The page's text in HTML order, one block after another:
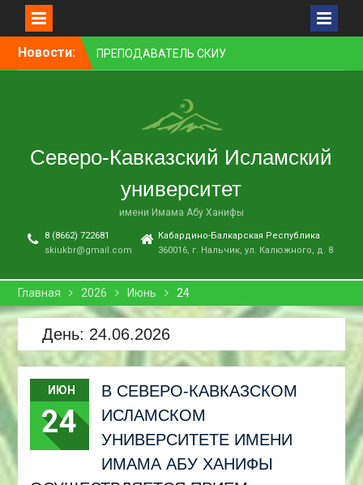
Перейти
Новости:
ПРЕПОДАВАТЕЛЬ СКИУ
ЗАНЯЛ ПЕРВОЕ МЕСТО В
НАУЧНАЯ СТАТЬЯ»
В НАЛЬЧИКЕ СОСТОЯЛСЯ
ПРЕМЬЕРНЫЙ ПОКАЗ
ФИЛЬМА «ОДИН ДЕНЬ
В СКИУ ПРОШЛИ
В АДМИНИСТРАЦИИ Г. О.
НАЛЬЧИК ПРОШЛО
ВОПРОСАМ
МЕЖНАЦИОНАЛЬНЫХ И
ОТНОШЕНИЙ
Северо-Кавказский Исламский
университет
имени Имама Абу Ханифы
8 (8662) 722681
skiukbr@gmail.com
Кабардино-Балкарская Республика
360016, г. Нальчик, ул. Калюжного, д. 8
Главная 2026 Июнь 24
День: 24.06.2026
ИЮН
24
В СЕВЕРО-КАВКАЗСКОМ
ИСЛАМСКОМ
УНИВЕРСИТЕТЕ ИМЕНИ
ИМАМА АБУ ХАНИФЫ